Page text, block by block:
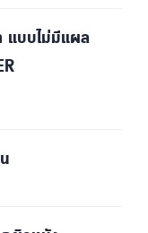
แบบไม่มีแผล